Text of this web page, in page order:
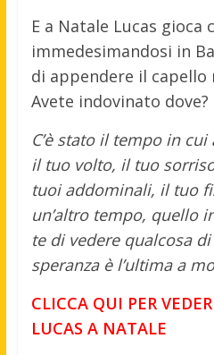
E a Natale Lucas gioca
immedesimandosi in
di appendere il
Avete indovinato dove?
C’è stato il tempo in
il tuo volto, il tuo
tuoi addominali, il tuo
un’altro tempo, quello
te di vedere qualcosa
speranza è l’ultima a
CLICCA QUI PER
LUCAS A NATALE